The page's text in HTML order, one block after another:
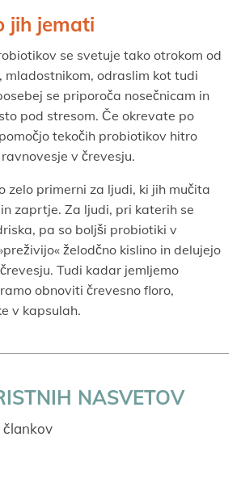
jih jemati
se svetuje tako otrokom od
odraslim kot tudi
se priporoča nosečnicam in
pod stresom. Če okrevate po
tekočih probiotikov hitro
v črevesju.
zelo primerni za ljudi, ki jih mučita
zaprtje. Za ljudi, pri katerih se
pa so boljši probiotiki v
želodčno kislino in delujejo
Tudi kadar jemljemo
obnoviti črevesno floro,
v kapsulah.
NASVETOV
člankov